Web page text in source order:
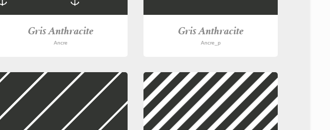
Gris Anthracite
Ancre
Gris Anthracite
Ancre_p